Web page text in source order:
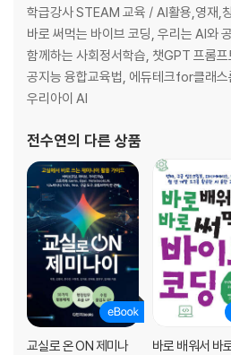
영역 특수적 지식
1. 개인적 지식
2. 개인적 지식의 성장
3. 영역 특수적 지식
창의적 문제 발견
2. 영역 특수적 지식 안에서의 문제 발견
3. 문제 발견에서 지식의 연결
4. 문제 발견 공간
5. 스키마 활동
6. 지식과 정보의 차이
7. 지식의 융합
8. 인지적 스캐폴딩(Cognitive
9. 창의적 문제 발견과 혁신 교육
학급강사 STEAM 교육 / AI활용,영재,
바로 써먹는 바이브 코딩, 우리는 AI와
함께하는 사회정서학습, 챗GPT 프롬
공지능 융합교육법, 에듀테크for클래스
우리아이 AI
전수연의 다른 상품
교실로 온 ON 제미나
바로 배워서 바